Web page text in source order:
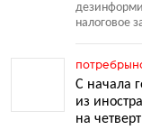
налоговое
С начала
из
на